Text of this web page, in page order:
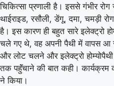
चिकित्सा प्रणाली है। इससे गंभीर
थाईराइड, रसौली, डेंगू, दमा, चमड़ी
है। इस कारण ही बहुत सारे इलेक्ट्रो
चले गए थे, वह अपनी पैथी में वापस आ
और लोट चलने और इलेक्ट्रो
तक पहुॅंचाने की बात कही। कार्यक्रम
ने किया।